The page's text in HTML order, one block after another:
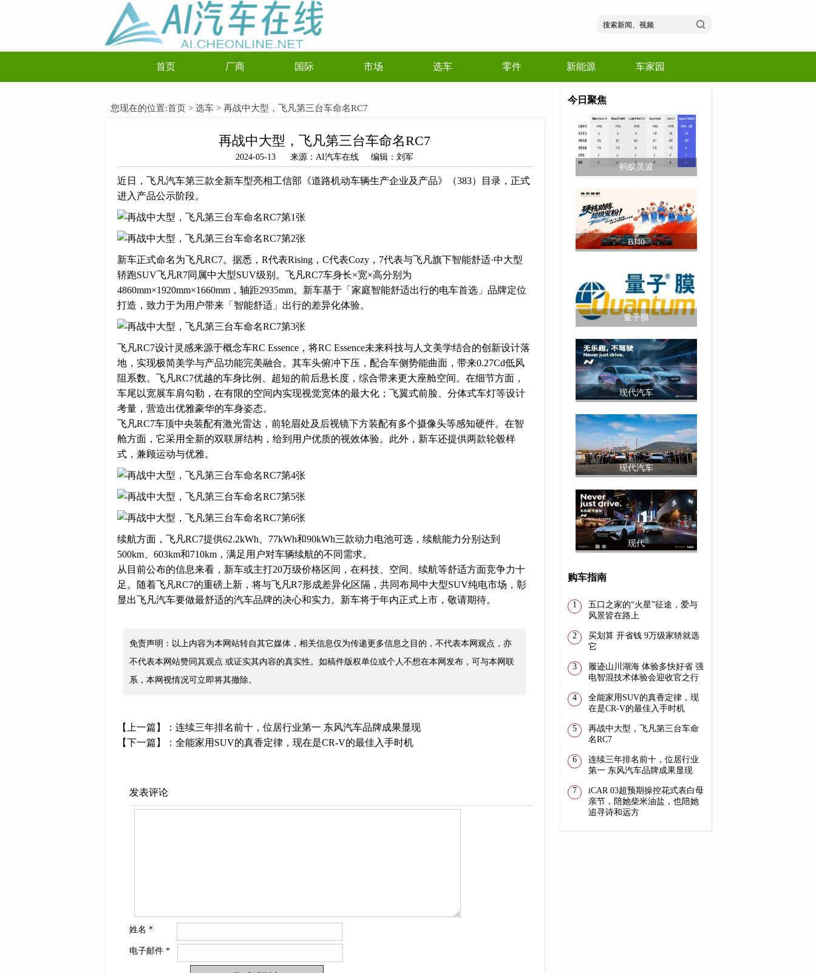
首页 厂商 国际 市场 选车 零件 新能源 车家园
您现在的位置:首页 > 选车 > 再战中大型，飞凡第三台车命名RC7
再战中大型，飞凡第三台车命名RC7
2024-05-13 来源：AI汽车在线 编辑：刘军
近日，飞凡汽车第三款全新车型亮相工信部《道路机动车辆生产企业及产品》（383）目录，正式
进入产品公示阶段。
新车正式命名为飞凡RC7。据悉，R代表Rising，C代表Cozy，7代表与飞凡旗下智能舒适·中大型
轿跑SUV飞凡R7同属中大型SUV级别。飞凡RC7车身长×宽×高分别为
4860mm×1920mm×1660mm，轴距2935mm。新车基于「家庭智能舒适出行的电车首选」品牌定位
打造，致力于为用户带来「智能舒适」出行的差异化体验。
飞凡RC7设计灵感来源于概念车RC Essence，将RC Essence未来科技与人文美学结合的创新设计落
地，实现极简美学与产品功能完美融合。其车头俯冲下压，配合车侧势能曲面，带来0.27Cd低风
阻系数。飞凡RC7优越的车身比例、超短的前后悬长度，综合带来更大座舱空间。在细节方面，
车尾以宽展车肩勾勒，在有限的空间内实现视觉宽体的最大化；飞翼式前脸、分体式车灯等设计
考量，营造出优雅豪华的车身姿态。
飞凡RC7车顶中央装配有激光雷达，前轮眉处及后视镜下方装配有多个摄像头等感知硬件。在智
舱方面，它采用全新的双联屏结构，给到用户优质的视效体验。此外，新车还提供两款轮毂样
式，兼顾运动与优雅。
续航方面，飞凡RC7提供62.2kWh、77kWh和90kWh三款动力电池可选，续航能力分别达到
500km、603km和710km，满足用户对车辆续航的不同需求。
从目前公布的信息来看，新车或主打20万级价格区间，在科技、空间、续航等舒适方面竞争力十
足。随着飞凡RC7的重磅上新，将与飞凡R7形成差异化区隔，共同布局中大型SUV纯电市场，彰
显出飞凡汽车要做最舒适的汽车品牌的决心和实力。新车将于年内正式上市，敬请期待。
免责声明：以上内容为本网站转自其它媒体，相关信息仅为传递更多信息之目的，不代表本网观点，亦
不代表本网站赞同其观点 或证实其内容的真实性。如稿件版权单位或个人不想在本网发布，可与本网联
系，本网视情况可立即将其撤除。
【上一篇】： 连续三年排名前十，位居行业第一 东风汽车品牌成果显现
【下一篇】： 全能家用SUV的真香定律，现在是CR-V的最佳入手时机
发表评论
姓名 *
电子邮件 *
今日聚焦
蚂蚁灵波
BJ40
量子膜
现代汽车
现代汽车
现代
购车指南
五口之家的“火星”征途，爱与
风景皆在路上
买划算 开省钱 9万级家轿就选
它
履迹山川湖海 体验多快好省 强
电智混技术体验会迎收官之行
全能家用SUV的真香定律，现
在是CR-V的最佳入手时机
再战中大型，飞凡第三台车命
名RC7
连续三年排名前十，位居行业
第一 东风汽车品牌成果显现
iCAR 03超预期操控花式表白母
亲节，陪她柴米油盐，也陪她
追寻诗和远方